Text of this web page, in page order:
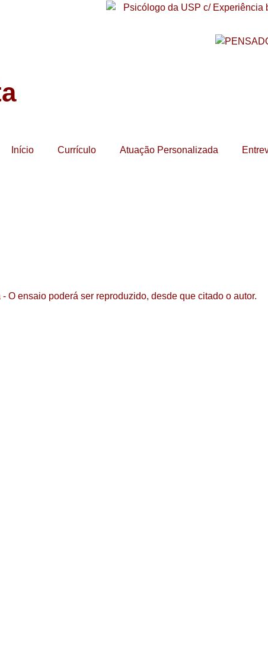
Início Currículo Atuação Personalizada
O ensaio poderá ser reproduzido, desde que citado o autor.